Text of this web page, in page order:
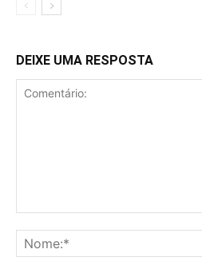
DEIXE UMA RESPOSTA